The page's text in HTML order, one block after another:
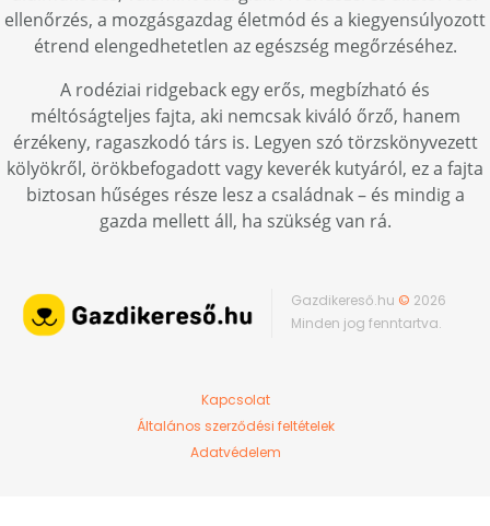
ellenőrzés, a mozgásgazdag életmód és a kiegyensúlyozott
étrend elengedhetetlen az egészség megőrzéséhez.
A rodéziai ridgeback egy erős, megbízható és
méltóságteljes fajta, aki nemcsak kiváló őrző, hanem
érzékeny, ragaszkodó társ is. Legyen szó törzskönyvezett
kölyökről, örökbefogadott vagy keverék kutyáról, ez a fajta
biztosan hűséges része lesz a családnak – és mindig a
gazda mellett áll, ha szükség van rá.
Gazdikereső.hu © 2026
Minden jog fenntartva.
Kapcsolat
Általános szerződési feltételek
Adatvédelem